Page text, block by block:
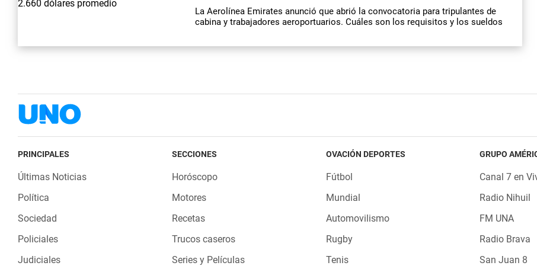
La Aerolínea Emirates anunció que abrió la convocatoria para tripulantes de
cabina y trabajadores aeroportuarios. Cuáles son los requisitos y los sueldos
PRINCIPALES
Últimas Noticias
Política
Sociedad
Policiales
Judiciales
SECCIONES
Horóscopo
Motores
Recetas
Trucos caseros
Series y Películas
OVACIÓN DEPORTES
Fútbol
Mundial
Automovilismo
Rugby
Tenis
GRUPO
Canal 7 en
Radio Nihuil
FM UNA
Radio Brava
San Juan 8